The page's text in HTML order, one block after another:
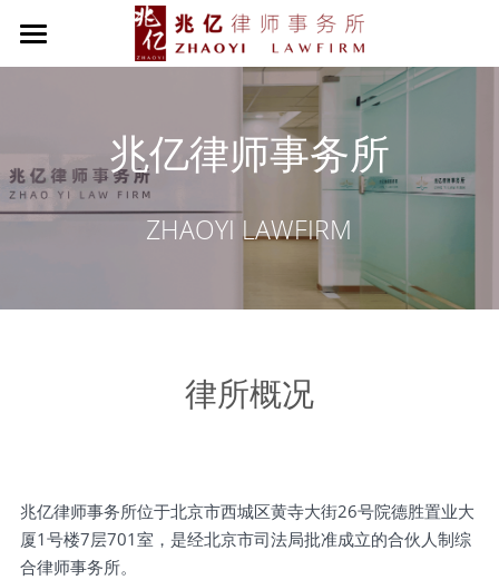
首页
创始人致辞
律所简介
兆亿动态兆亿律师事务所
ZHAOYI LAWFIRM
律所概况
兆亿律师事务所位于北京市西城区黄寺大街26号院德胜置业大
厦1号楼7层701室，是经北京市司法局批准成立的合伙人制综
合律师事务所。